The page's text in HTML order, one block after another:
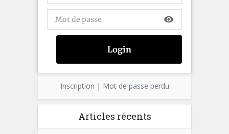
visibility
Inscription | Mot de passe perdu
Articles récents